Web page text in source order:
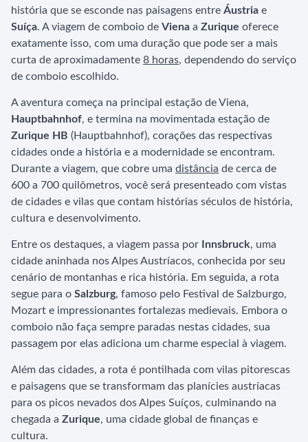
história que se esconde nas paisagens entre Áustria e
Suíça. A viagem de comboio de Viena a Zurique oferece
exatamente isso, com uma duração que pode ser a mais
curta de aproximadamente 8 horas, dependendo do serviço
de comboio escolhido.
A aventura começa na principal estação de Viena,
Hauptbahnhof, e termina na movimentada estação de
Zurique HB (Hauptbahnhof), corações das respectivas
cidades onde a história e a modernidade se encontram.
Durante a viagem, que cobre uma distância de cerca de
600 a 700 quilômetros, você será presenteado com vistas
de cidades e vilas que contam histórias séculos de história,
cultura e desenvolvimento.
Entre os destaques, a viagem passa por Innsbruck, uma
cidade aninhada nos Alpes Austríacos, conhecida por seu
cenário de montanhas e rica história. Em seguida, a rota
segue para o Salzburg, famoso pelo Festival de Salzburgo,
Mozart e impressionantes fortalezas medievais. Embora o
comboio não faça sempre paradas nestas cidades, sua
passagem por elas adiciona um charme especial à viagem.
Além das cidades, a rota é pontilhada com vilas pitorescas
e paisagens que se transformam das planícies austríacas
para os picos nevados dos Alpes Suíços, culminando na
chegada a Zurique, uma cidade global de finanças e
cultura.